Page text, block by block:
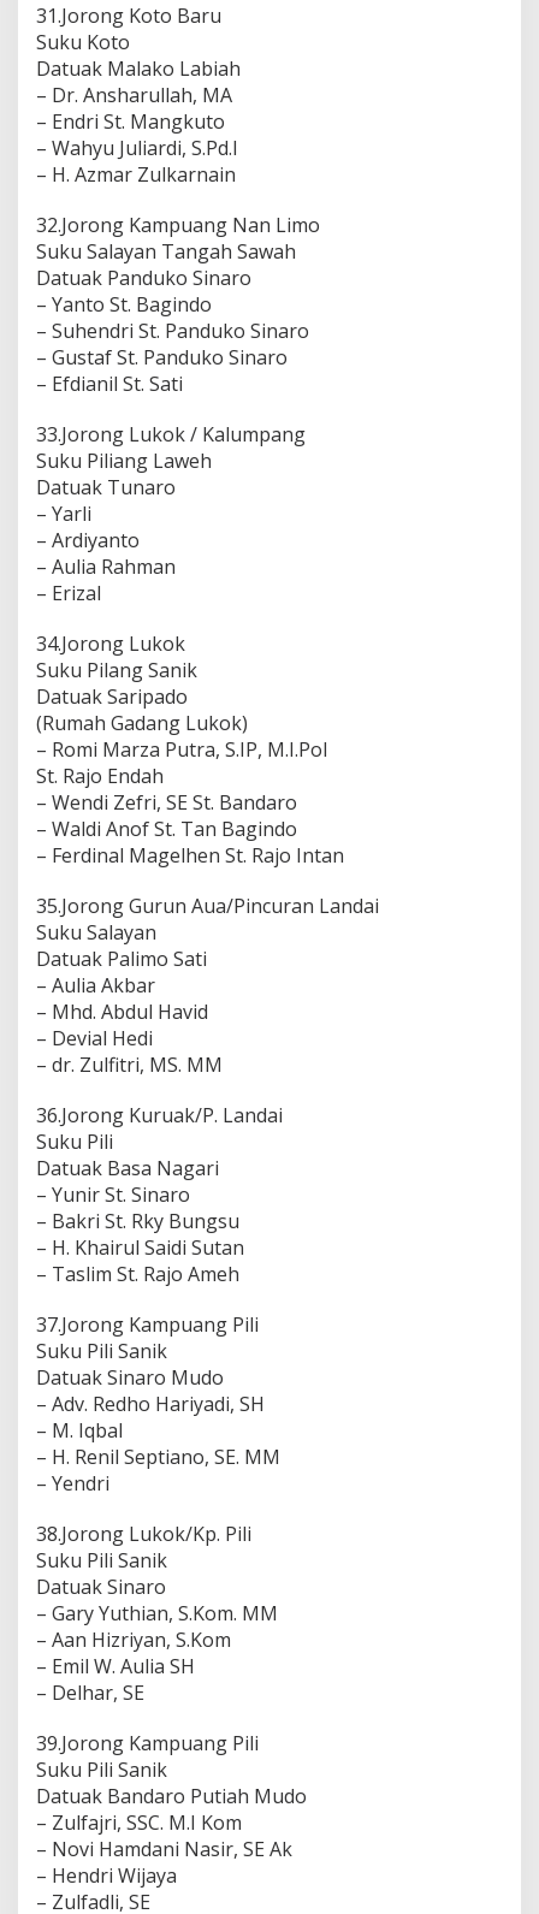
31.Jorong Koto Baru
Suku Koto
Datuak Malako Labiah
– Dr. Ansharullah, MA
– Endri St. Mangkuto
– Wahyu Juliardi, S.Pd.I
– H. Azmar Zulkarnain
32.Jorong Kampuang Nan Limo
Suku Salayan Tangah Sawah
Datuak Panduko Sinaro
– Yanto St. Bagindo
– Suhendri St. Panduko Sinaro
– Gustaf St. Panduko Sinaro
– Efdianil St. Sati
33.Jorong Lukok / Kalumpang
Suku Piliang Laweh
Datuak Tunaro
– Yarli
– Ardiyanto
– Aulia Rahman
– Erizal
34.Jorong Lukok
Suku Pilang Sanik
Datuak Saripado
(Rumah Gadang Lukok)
– Romi Marza Putra, S.IP, M.I.Pol
St. Rajo Endah
– Wendi Zefri, SE St. Bandaro
– Waldi Anof St. Tan Bagindo
– Ferdinal Magelhen St. Rajo Intan
35.Jorong Gurun Aua/Pincuran Landai
Suku Salayan
Datuak Palimo Sati
– Aulia Akbar
– Mhd. Abdul Havid
– Devial Hedi
– dr. Zulfitri, MS. MM
36.Jorong Kuruak/P. Landai
Suku Pili
Datuak Basa Nagari
– Yunir St. Sinaro
– Bakri St. Rky Bungsu
– H. Khairul Saidi Sutan
– Taslim St. Rajo Ameh
37.Jorong Kampuang Pili
Suku Pili Sanik
Datuak Sinaro Mudo
– Adv. Redho Hariyadi, SH
– M. Iqbal
– H. Renil Septiano, SE. MM
– Yendri
38.Jorong Lukok/Kp. Pili
Suku Pili Sanik
Datuak Sinaro
– Gary Yuthian, S.Kom. MM
– Aan Hizriyan, S.Kom
– Emil W. Aulia SH
– Delhar, SE
39.Jorong Kampuang Pili
Suku Pili Sanik
Datuak Bandaro Putiah Mudo
– Zulfajri, SSC. M.I Kom
– Novi Hamdani Nasir, SE Ak
– Hendri Wijaya
– Zulfadli, SE